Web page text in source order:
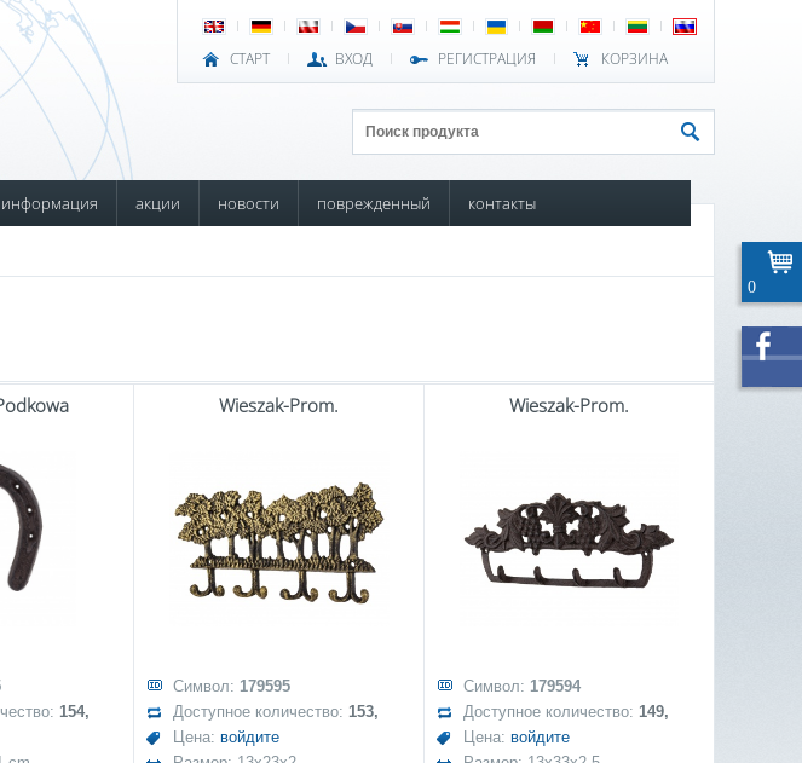
СТАРТ ВХОД РЕГИСТРАЦИЯ КОРЗИНА
информация акции новости поврежденный контакты
154,
Wieszak-Prom.
Символ: 179595
Доступное количество: 153,
Цена: войдите
Wieszak-Prom.
Символ: 179594
Доступное количество: 149,
Цена: войдите
0